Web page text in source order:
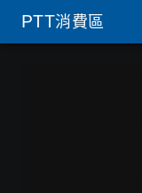
PTT消費區